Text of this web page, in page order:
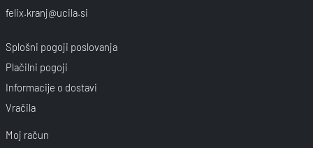
felix.kranj@ucila.si
Splošni pogoji poslovanja
Plačilni pogoji
Informacije o dostavi
Vračila
Moj račun